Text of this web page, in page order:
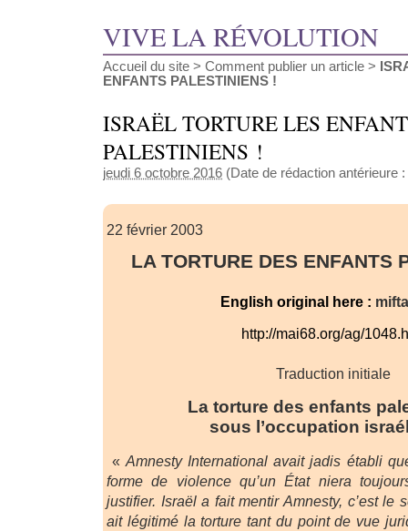
VIVE LA RÉVOLUTION
Accueil du site > Comment publier un article >
ENFANTS PALESTINIENS !
ISRAËL TORTURE LES
PALESTINIENS !
jeudi 6 octobre 2016 (Date de rédaction antérieure
22 février 2003
LA TORTURE DES ENFANTS
English original here :
http://mai68.org/ag/
Traduction initiale
La torture des enfants
sous l’occupation
«Amnesty International avait jadis établi
forme de violence qu’un État niera
justifier. Israël a fait mentir Amnesty, c’est le
ait légitimé la torture tant du point de vue